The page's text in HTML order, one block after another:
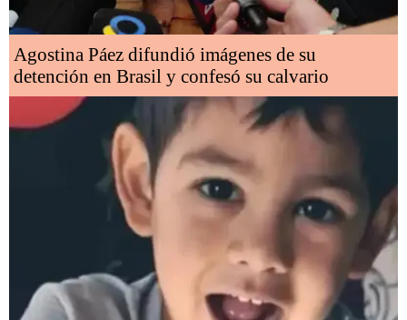
Agostina Páez difundió imágenes de su
detención en Brasil y confesó su calvario